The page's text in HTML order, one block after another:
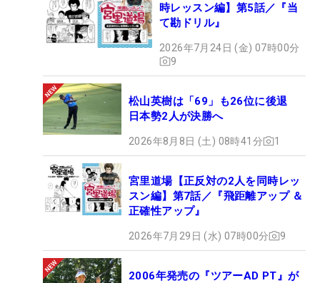
時レッスン編】第5話／『当
て勘ドリル』
2026年7月24日 (金) 07時00分
9
松山英樹は「69」も26位に後退
日本勢2人が決勝へ
2026年8月8日 (土) 08時41分 1
宮里道場【正反対の2人を同時レッ
スン編】第7話／『飛距離アップ ＆
正確性アップ』
2026年7月29日 (水) 07時00分 9
2006年発売の『ツアーAD PT』が